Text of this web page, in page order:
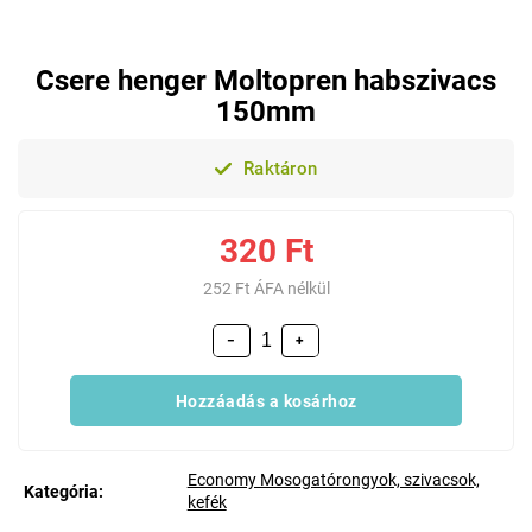
Csere henger Moltopren habszivacs
150mm
Raktáron
320 Ft
252 Ft ÁFA nélkül
+
−
Hozzáadás a kosárhoz
Kategória:
Economy Mosogatórongyok, szivacsok,
kefék